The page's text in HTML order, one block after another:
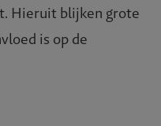
Hieruit blijken grote
is op de